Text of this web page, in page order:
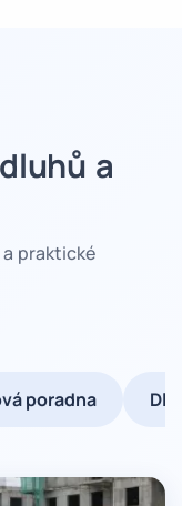
a
praktické
poradna